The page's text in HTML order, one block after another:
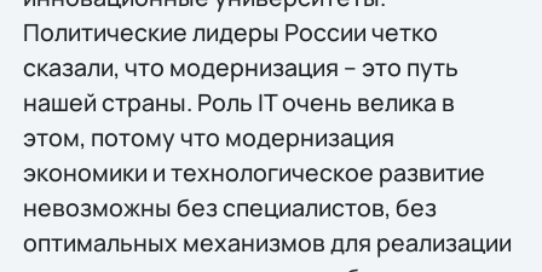
Политические лидеры России четко
сказали, что модернизация – это путь
нашей страны. Роль IT очень велика в
этом, потому что модернизация
экономики и технологическое развитие
невозможны без специалистов, без
оптимальных механизмов для реализации